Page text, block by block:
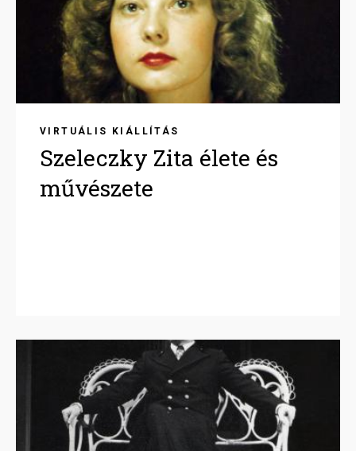
VIRTUÁLIS KIÁLLÍTÁS
Szeleczky Zita élete és
művészete